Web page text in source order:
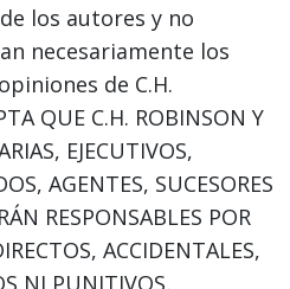
los autores y no
necesariamente los
de C.H.
QUE C.H. ROBINSON Y
EJECUTIVOS,
AGENTES, SUCESORES
RESPONSABLES POR
ACCIDENTALES,
NI PUNITIVOS,